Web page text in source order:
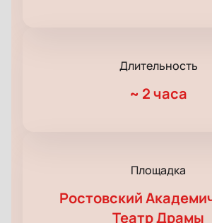
Длительность
~ 2 часа
Площадка
Ростовский
Театр Драмы